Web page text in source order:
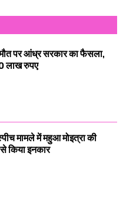
पर आंध्र सरकार का फैसला,
लाख रुपए
मामले में महुआ मोइत्रा की
किया इनकार